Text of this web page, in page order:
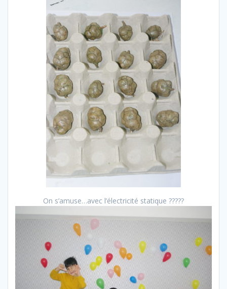
On s’amuse…avec l’électricité statique ?????